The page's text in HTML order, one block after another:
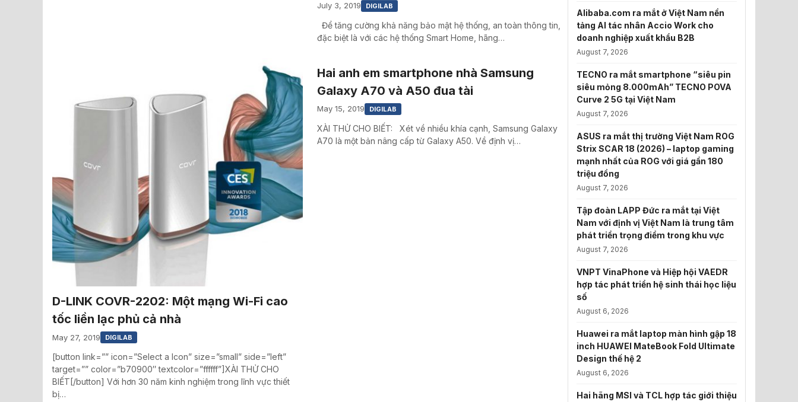
July 3, 2019 DIGILAB
Để tăng cường khả năng bảo mật hệ thống, an toàn thông tin,
đặc biệt là với các hệ thống Smart Home, hãng…
D-LINK COVR-2202: Một mạng Wi-Fi cao
tốc liền lạc phủ cả nhà
May 27, 2019 DIGILAB
[button link=”” icon=”Select a Icon” size=”small” side=”left”
target=”” color=”b70900″ textcolor=”ffffff”]XÀI THỬ CHO
BIẾT[/button] Với hơn 30 năm kinh nghiệm trong lĩnh vực thiết
bị…
Hai anh em smartphone nhà Samsung
Galaxy A70 và A50 đua tài
May 15, 2019 DIGILAB
XÀI THỬ CHO BIẾT: Xét về nhiều khía cạnh, Samsung Galaxy
A70 là một bản nâng cấp từ Galaxy A50. Về định vị…
Alibaba.com ra mắt ở Việt Nam nền
tảng AI tác nhân Accio Work cho
doanh nghiệp xuất khẩu B2B
August 7, 2026
TECNO ra mắt smartphone “siêu pin
siêu mỏng 8.000mAh” TECNO POVA
Curve 2 5G tại Việt Nam
August 7, 2026
ASUS ra mắt thị trường Việt Nam ROG
Strix SCAR 18 (2026) – laptop gaming
mạnh nhất của ROG với giá gần 180
triệu đồng
August 7, 2026
Tập đoàn LAPP Đức ra mắt tại Việt
Nam với định vị Việt Nam là trung tâm
phát triển trọng điểm trong khu vực
August 7, 2026
VNPT VinaPhone và Hiệp hội VAEDR
hợp tác phát triển hệ sinh thái học liệu
số
August 6, 2026
Huawei ra mắt laptop màn hình gập 18
inch HUAWEI MateBook Fold Ultimate
Design thế hệ 2
August 6, 2026
Hai hãng MSI và TCL hợp tác giới thiệu